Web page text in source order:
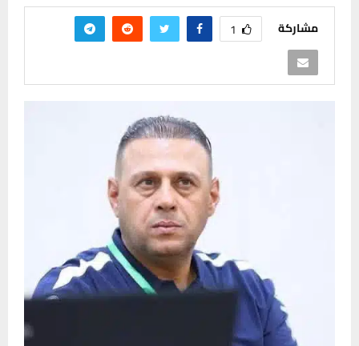
مشاركة 1